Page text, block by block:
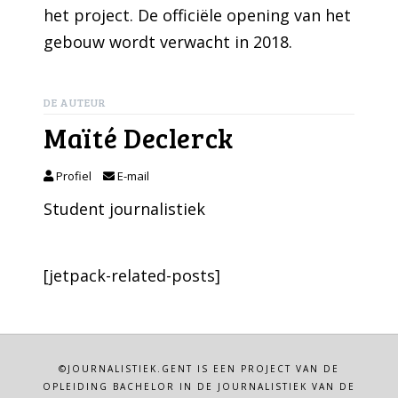
het project. De officiële opening van het
gebouw wordt verwacht in 2018.
DE AUTEUR
Maïté Declerck
Profiel E-mail
Student journalistiek
[jetpack-related-posts]
©JOURNALISTIEK.GENT IS EEN PROJECT VAN DE
OPLEIDING BACHELOR IN DE JOURNALISTIEK VAN DE